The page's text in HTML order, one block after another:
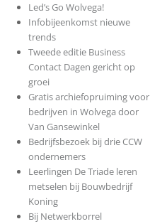
Led’s Go Wolvega!
Infobijeenkomst nieuwe
trends
Tweede editie Business
Contact Dagen gericht op
groei
Gratis archiefopruiming voor
bedrijven in Wolvega door
Van Gansewinkel
Bedrijfsbezoek bij drie CCW
ondernemers
Leerlingen De Triade leren
metselen bij Bouwbedrijf
Koning
Bij Netwerkborrel